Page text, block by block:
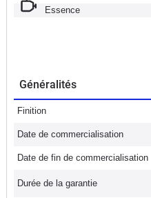
Essence
Généralités
Finition
Date de commercialisation
Date de fin de commercialisation
Durée de la garantie